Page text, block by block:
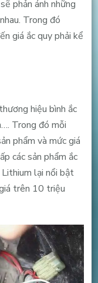
phản ánh những
Trong đó
giá ắc quy phải kể
hiệu bình ắc
Trong đó mỗi
phẩm và mức giá
các sản phẩm ắc
Lithium lại nổi bật
trên 10 triệu